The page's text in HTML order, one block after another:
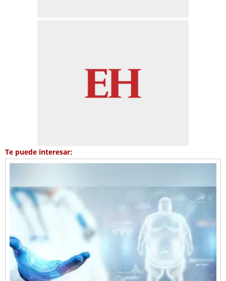
Te puede interesar: